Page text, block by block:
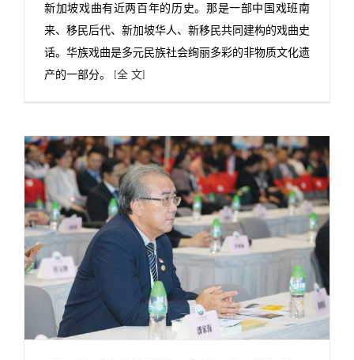
新加坡戏曲有近两百年的历史。那是一部中国戏班南
来、移民后代、新加坡华人、新移民共同建构的戏曲史
话。华族戏曲是多元民族社会绚丽多彩的非物质文化遗
产的一部分。 [全 文]